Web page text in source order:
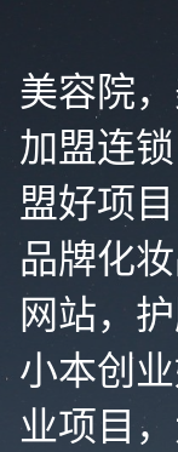
美容院
加盟连
盟好项
品牌化
网站，
小本创
业项目